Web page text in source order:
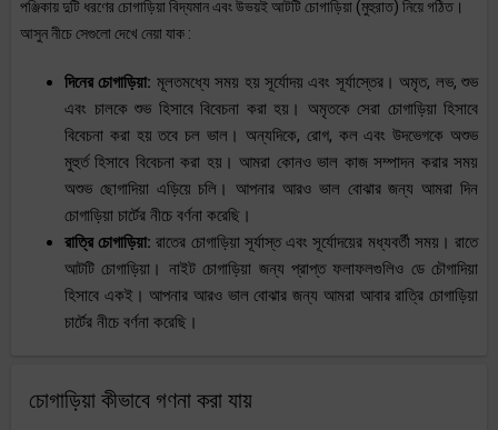
পঞ্জিকায় দুটি ধরণের চোগাড়িয়া বিদ্যমান এবং উভয়ই আটটি চোগাড়িয়া (মুহুরাত) নিয়ে গঠিত।
আসুন নীচে সেগুলো দেখে নেয়া যাক :
দিনের চোগাড়িয়া: মূলতমধ্যে সময় হয় সূর্যোদয় এবং সূর্যাস্তের। অমৃত, লভ, শুভ
এবং চালকে শুভ হিসাবে বিবেচনা করা হয়। অমৃতকে সেরা চোগাড়িয়া হিসাবে
বিবেচনা করা হয় তবে চল ভাল। অন্যদিকে, রোগ, কল এবং উদভেগকে অশুভ
মুহুর্ত হিসাবে বিবেচনা করা হয়। আমরা কোনও ভাল কাজ সম্পাদন করার সময়
অশুভ ছোগাদিয়া এড়িয়ে চলি। আপনার আরও ভাল বোঝার জন্য আমরা দিন
চোগাড়িয়া চার্টের নীচে বর্ণনা করেছি।
রাত্রি চোগাড়িয়া:রাতের চোগাড়িয়া সূর্যাস্ত এবং সূর্যোদয়ের মধ্যবর্তী সময়। রাতে
আটটি চোগাড়িয়া। নাইট চোগাড়িয়া জন্য প্রাপ্ত ফলাফলগুলিও ডে চৌগাদিয়া
হিসাবে একই। আপনার আরও ভাল বোঝার জন্য আমরা আবার রাত্রি চোগাড়িয়া
চার্টের নীচে বর্ণনা করেছি।
চোগাড়িয়া কীভাবে গণনা করা যায়